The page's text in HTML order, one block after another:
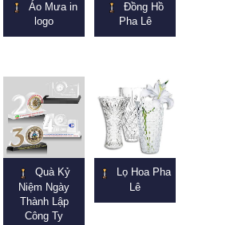
Áo Mưa in
logo
Đồng Hồ
Pha Lê
Quà Kỷ
Niệm Ngày
Thành Lập
Công Ty
Lọ Hoa Pha
Lê